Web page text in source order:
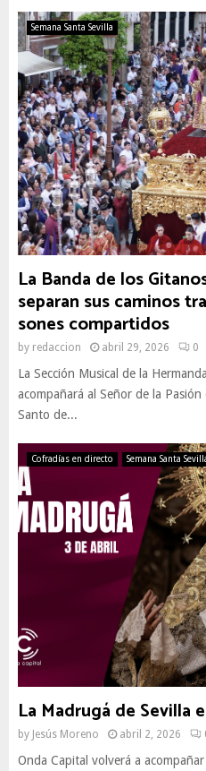
Semana Santa Sevilla
La Banda de los
separan sus caminos
sones compartidos
by redaccion abril 29, 2026 0
La Sección Musical de la
acompañará al Señor de la
Santo de...
Cofradías en directo Semana Santa
La Madrugá de Sevilla
by Jesús Moreno abril 2, 2026
Onda Capital volverá a